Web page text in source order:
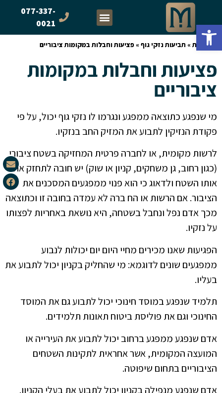
פתח סרגל נגישות
077-337-
0021
דף הבית » תביעות נזקי גוף » פציעות וחבלות במקומות ציבוריים
פציעות וחבלות במקומות
ציבוריים
מי שנפגע כתוצאה ממפגע ונגרמו לו נזקי גוף יכול, על פי
פקודת הנזיקין לתבוע את המזיק החב בנזקיו.
לרשות מקומית, או לחברה פרטית המחזיקה בשטח ציבורי
(כגון רחוב, גן משחקים, קניון או שוק) יש חובה לתחזק את
אותו השטח ולדאוג כי הוא פנוי ממפגעים המסכנים את
הציבור. אם הרשות או הח ברה לא עמדה בחובה זו וכתוצאה
מכך אדם נפל ונחבל בשטחה, היא נושאת באחריות לפצותו
על נזקיו.
הפגיעות שאנו מכירים מחיי היום יום יכולות לנבוע
ממפגעים שונים לדוגמא: מי שהחליק בקניון יכול לתבוע את
בעליו.
תלמיד שנפגע במוסד חינוכי יכול לתבוע גם את המוסד
החינוכי וגם את פוליסת ביטוח תאונות תלמידים.
אדם שנפגע ממפגע ברחוב יכול לתבוע את העירייה או
המועצה המקומית, אשר אחראית לתקינות השטחים
הציבוריים בתחום שיפוטה.
אדם שנפגע מנפילה בקניון יכול לתבוע את בעלי הקניון.